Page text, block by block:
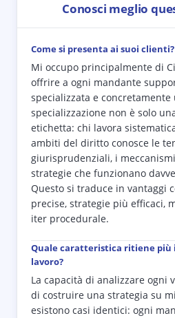
Conosci meglio
Come si presenta ai suoi clienti?
Mi occupo principalmente di
offrire a ogni mandante
specializzata e concretamente
specializzazione non è solo
etichetta: chi lavora
ambiti del diritto conosce le
giurisprudenziali, i
strategie che funzionano
Questo si traduce in vantaggi
precise, strategie più efficaci,
iter procedurale.
Quale caratteristica ritiene più
lavoro?
La capacità di analizzare ogni
di costruire una strategia su
esistono casi identici: ogni